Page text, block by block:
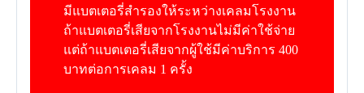
มีแบตเตอรี่สำรองให้ระหว่างเคลมโรงงาน
ถ้าแบตเตอรี่เสียจากโรงงานไม่มีค่าใช้จ่าย
แต่ถ้าแบตเตอรี่เสียจากผู้ใช้มีค่าบริการ 400
บาทต่อการเคลม 1 ครั้ง